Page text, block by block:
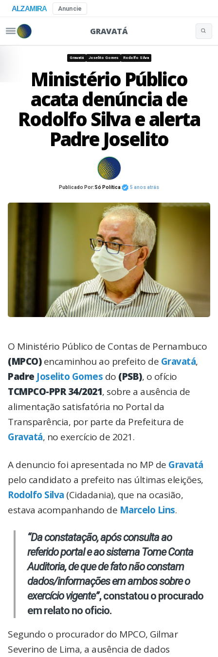
ALZAMIRA Anuncie
GRAVATÁ
Gravatá Joselito Gomes Rodolfo Silva
Ministério Público
acata denúncia de
Rodolfo Silva e alerta
Padre Joselito
Publicado Por:Só Política 5 anos atrás
O Ministério Público de Contas de Pernambuco
(MPCO)encaminhou ao prefeito de Gravatá,
Padre Joselito Gomes do (PSB), o ofício
TCMPCO-PPR 34/2021, sobre a ausência de
alimentação satisfatória no Portal da
Transparência, por parte da Prefeitura de
Gravatá, no exercício de 2021.
A denuncio foi apresentada no MP de Gravatá
pelo candidato a prefeito nas últimas eleições,
Rodolfo Silva (Cidadania), que na ocasião,
estava acompanhando de Marcelo Lins.
“Da constatação, após consulta ao
referido portal e ao sistema Tome Conta
Auditoria, de que de fato não constam
dados/informações em ambos sobre o
exercício vigente”, constatou o procurado
em relato no oficio.
Segundo o procurador do MPCO, Gilmar
Severino de Lima, a ausência de dados